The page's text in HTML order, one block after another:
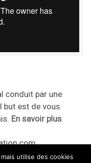
conduit par une
but est de vous
En savoir plus.
utilise des cookies